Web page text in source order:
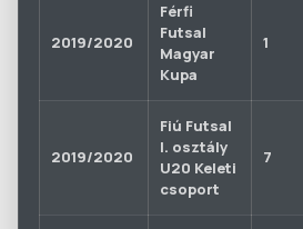
2019/2020
Férfi
Futsal
Magyar
Kupa
1
2019/2020
Fiú Futsal
I. osztály
U20 Keleti
csoport
7